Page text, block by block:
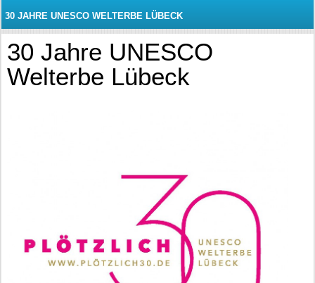
30 JAHRE UNESCO WELTERBE LÜBECK
30 Jahre UNESCO
Welterbe Lübeck